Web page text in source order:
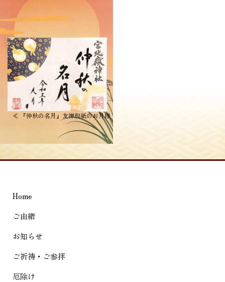
投
ナ
ビ
ー
シ
ョ
ン
≪ 『仲秋の名月』友禅和紙のお月様
Home
ご由緒
お知らせ
ご祈祷・ご参拝
厄除け